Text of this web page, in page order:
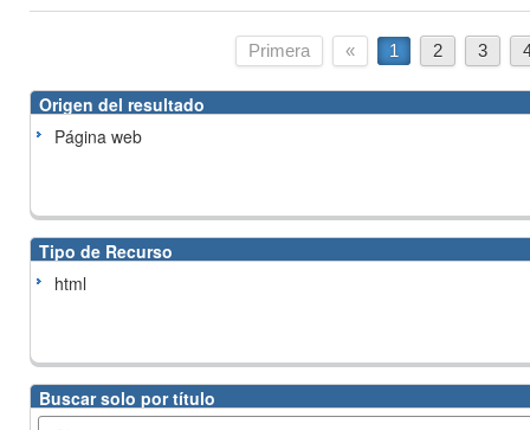
Primera « 1 2 3
Origen del resultado
Página web
Tipo de Recurso
html
Buscar solo por título